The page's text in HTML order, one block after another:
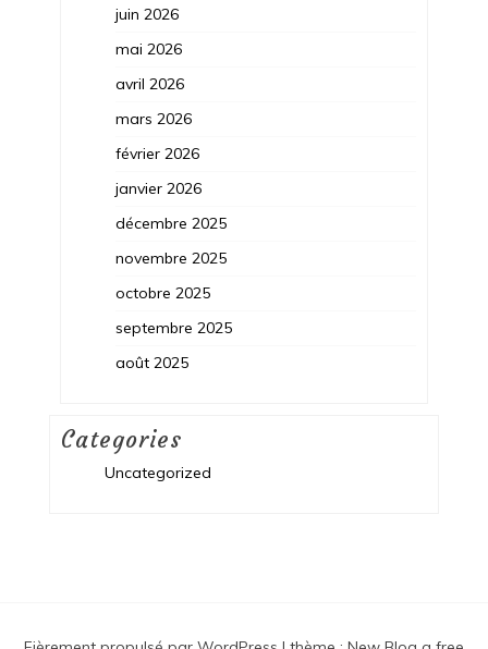
juin 2026
mai 2026
avril 2026
mars 2026
février 2026
janvier 2026
décembre 2025
novembre 2025
octobre 2025
septembre 2025
août 2025
Categories
Uncategorized